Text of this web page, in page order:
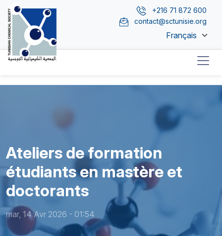
Aller au contenu principal
+216 71 872 600
contact@sctunisie.org
Select your
Ateliers de formation
étudiants en mastère et
doctorants
mar, 14 Avr 2026 - 01:54